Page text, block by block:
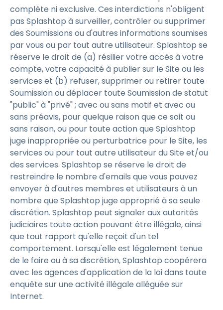
complète ni exclusive. Ces interdictions n'obligent
pas Splashtop à surveiller, contrôler ou supprimer
des Soumissions ou d'autres informations soumises
par vous ou par tout autre utilisateur. Splashtop se
réserve le droit de (a) résilier votre accès à votre
compte, votre capacité à publier sur le Site ou les
services et (b) refuser, supprimer ou retirer toute
Soumission ou déplacer toute Soumission de statut
"public" à "privé" ; avec ou sans motif et avec ou
sans préavis, pour quelque raison que ce soit ou
sans raison, ou pour toute action que Splashtop
juge inappropriée ou perturbatrice pour le Site, les
services ou pour tout autre utilisateur du Site et/ou
des services. Splashtop se réserve le droit de
restreindre le nombre d'emails que vous pouvez
envoyer à d'autres membres et utilisateurs à un
nombre que Splashtop juge approprié à sa seule
discrétion. Splashtop peut signaler aux autorités
judiciaires toute action pouvant être illégale, ainsi
que tout rapport qu'elle reçoit d'un tel
comportement. Lorsqu'elle est légalement tenue
de le faire ou à sa discrétion, Splashtop coopérera
avec les agences d'application de la loi dans toute
enquête sur une activité illégale alléguée sur
Internet.